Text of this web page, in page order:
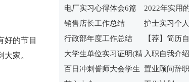
好的节目
家。
电厂实习心得体会6篇
2022年实用
祝福语65句
销售店长工作总结
护士实习个
行政部年度工作总结
【荐】简历
大学生单位实习证明(精
选15篇)
入职自我介
百日冲刺誓师大会学生 置业顾问辞